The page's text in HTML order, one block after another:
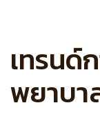
เทรนด์
พยาบ